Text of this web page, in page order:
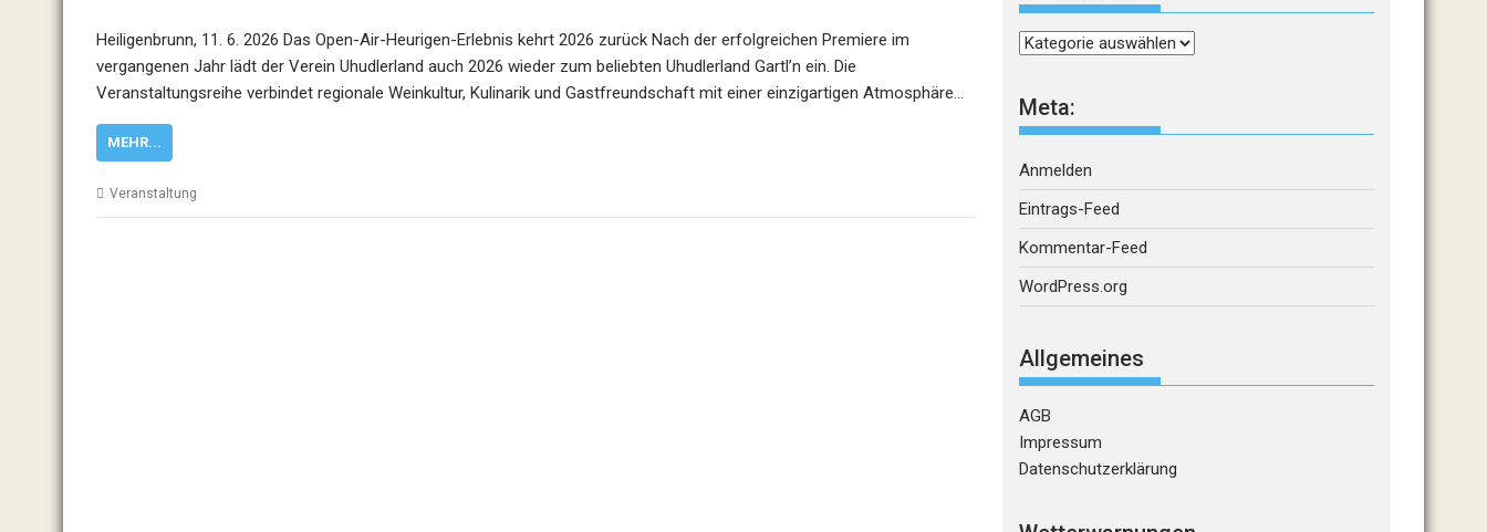
Heiligenbrunn, 11. 6. 2026 Das Open-Air-Heurigen-Erlebnis kehrt 2026 zurück Nach der erfolgreichen Premiere im
vergangenen Jahr lädt der Verein Uhudlerland auch 2026 wieder zum beliebten Uhudlerland Gartl’n ein. Die
Veranstaltungsreihe verbindet regionale Weinkultur, Kulinarik und Gastfreundschaft mit einer einzigartigen Atmosphäre…
MEHR...
Veranstaltung
Kategorien
Meta:
Anmelden
Eintrags-Feed
Kommentar-Feed
WordPress.org
Allgemeines
AGB
Impressum
Datenschutzerklärung